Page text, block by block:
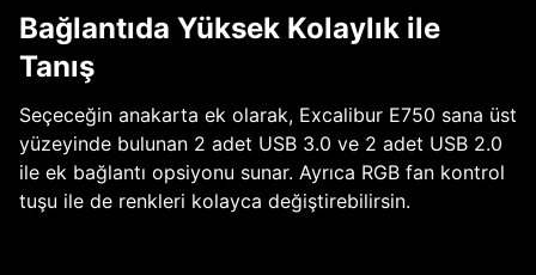
Bağlantıda Yüksek Kolaylık ile
Tanış
Seçeceğin anakarta ek olarak, Excalibur E750 sana üst
yüzeyinde bulunan 2 adet USB 3.0 ve 2 adet USB 2.0
ile ek bağlantı opsiyonu sunar. Ayrıca RGB fan kontrol
tuşu ile de renkleri kolayca değiştirebilirsin.